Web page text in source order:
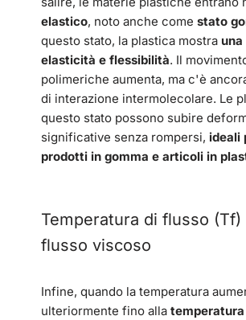
elastico, noto anche come stato
questo stato, la plastica mostra
elasticità e flessibilità. Il
polimeriche aumenta, ma c'è
di interazione intermolecolare. Le
questo stato possono subire
significative senza rompersi, ideali
prodotti in gomma e articoli in
Temperatura di flusso
flusso viscoso
Infine, quando la temperatura
ulteriormente fino alla